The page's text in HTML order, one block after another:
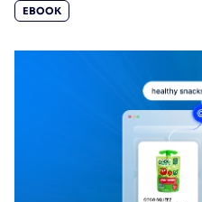
EBOOK